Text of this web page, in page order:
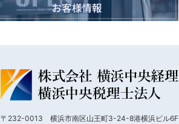
〒232-0013 横浜市南区山王町3-24-8港横浜ビル6F